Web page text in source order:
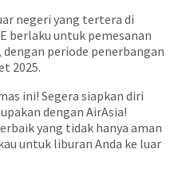
negeri yang tertera di
berlaku untuk pemesanan
periode penerbangan
2025.
ini! Segera siapkan diri
dengan AirAsia!
yang tidak hanya aman
untuk liburan Anda ke luar